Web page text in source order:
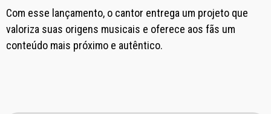
Com esse lançamento, o cantor entrega um projeto que
valoriza suas origens musicais e oferece aos fãs um
conteúdo mais próximo e autêntico.